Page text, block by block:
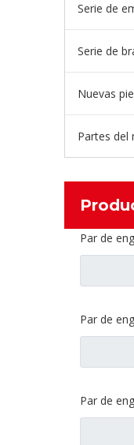
Serie de
Serie de
Partes del